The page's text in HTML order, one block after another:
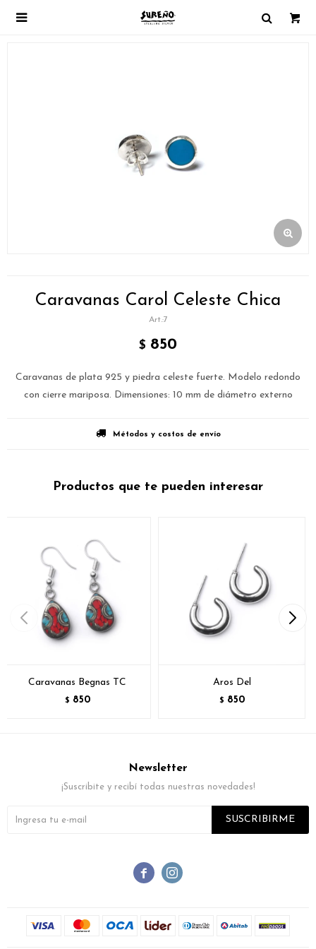

Caravanas Carol Celeste Chica
7
$ 850
Caravanas de plata 925 y piedra celeste fuerte. Modelo redondo
con cierre mariposa. Dimensiones: 10 mm de diámetro externo
Métodos y costos de envío
Productos que te pueden interesar
Caravanas Begnas TC
$ 850
Aros Del
$ 850
 
Newsletter
¡Suscribite y recibí todas nuestras novedades!
SUSCRIBIRME